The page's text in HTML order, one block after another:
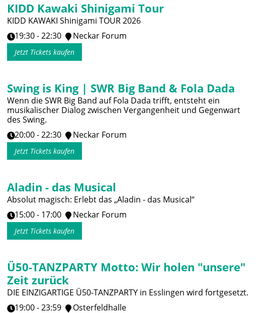
KIDD Kawaki Shinigami Tour
KIDD KAWAKI Shinigami TOUR 2026
19:30 - 22:30
Neckar Forum
Jetzt Tickets kaufen
Swing is King | SWR Big Band & Fola Dada
Wenn die SWR Big Band auf Fola Dada trifft, entsteht ein
musikalischer Dialog zwischen Vergangenheit und Gegenwart
des Swing.
20:00 - 22:30
Neckar Forum
Jetzt Tickets kaufen
Aladin - das Musical
Absolut magisch: Erlebt das „Aladin - das Musical“
15:00 - 17:00
Neckar Forum
Jetzt Tickets kaufen
Ü50-TANZPARTY Motto: Wir holen "unsere"
Zeit zurück
DIE EINZIGARTIGE Ü50-TANZPARTY in Esslingen wird fortgesetzt.
19:00 - 23:59
Osterfeldhalle